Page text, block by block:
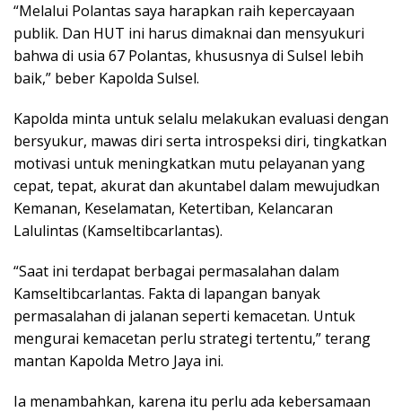
“Melalui Polantas saya harapkan raih kepercayaan
publik. Dan HUT ini harus dimaknai dan mensyukuri
bahwa di usia 67 Polantas, khususnya di Sulsel lebih
baik,” beber Kapolda Sulsel.
Kapolda minta untuk selalu melakukan evaluasi dengan
bersyukur, mawas diri serta introspeksi diri, tingkatkan
motivasi untuk meningkatkan mutu pelayanan yang
cepat, tepat, akurat dan akuntabel dalam mewujudkan
Kemanan, Keselamatan, Ketertiban, Kelancaran
Lalulintas (Kamseltibcarlantas).
“Saat ini terdapat berbagai permasalahan dalam
Kamseltibcarlantas. Fakta di lapangan banyak
permasalahan di jalanan seperti kemacetan. Untuk
mengurai kemacetan perlu strategi tertentu,” terang
mantan Kapolda Metro Jaya ini.
Ia menambahkan, karena itu perlu ada kebersamaan